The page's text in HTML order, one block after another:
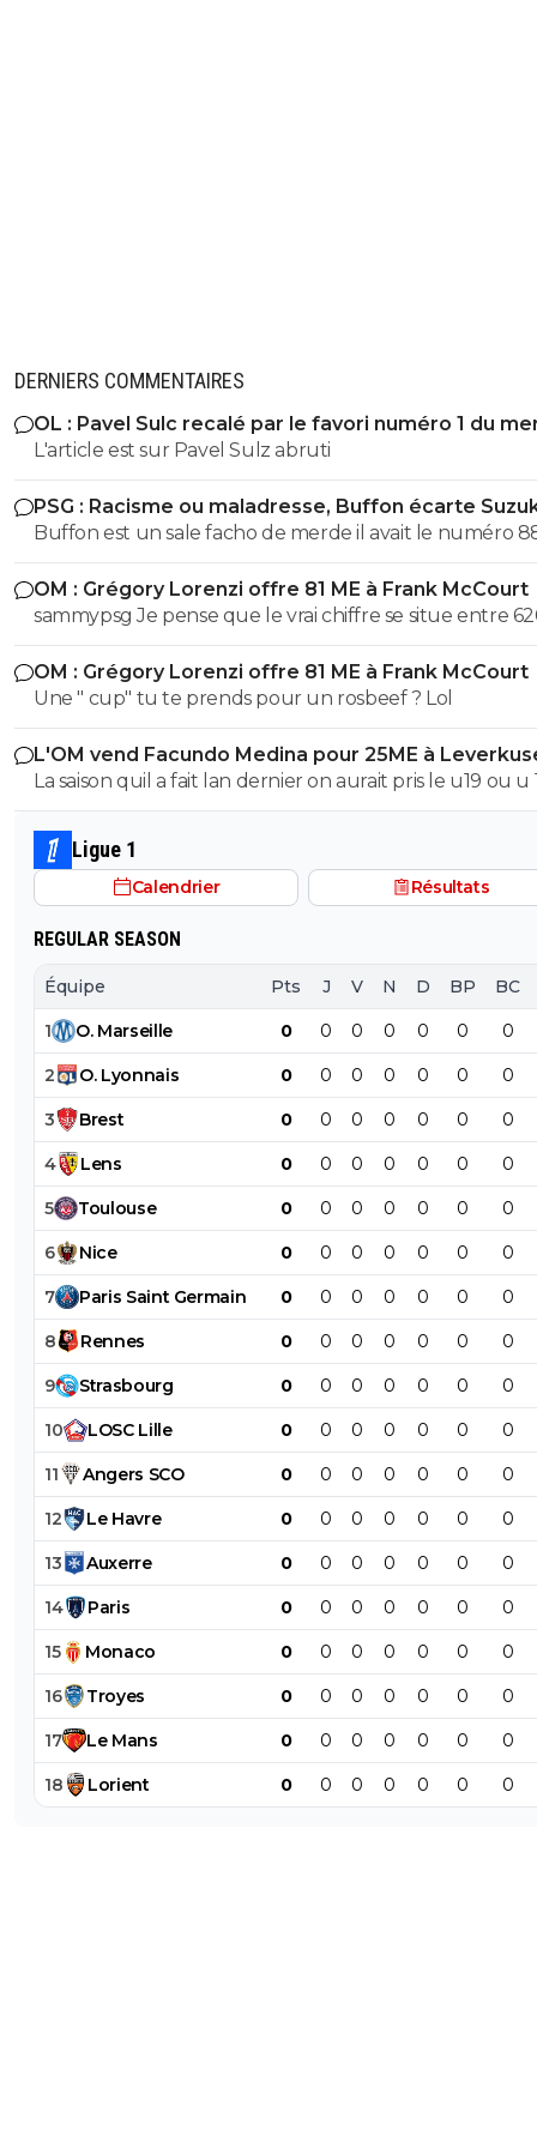
DERNIERS COMMENTAIRES
OL : Pavel Sulc recalé par le favori numéro 1 du
L'article est sur Pavel Sulz abruti
PSG : Racisme ou maladresse, Buffon écarte
Buffon est un sale facho de merde il avait le numéro
cetait pas un hasard...
OM : Grégory Lorenzi offre 81 ME à Frank McCourt
sammypsg Je pense que le vrai chiffre se situe entre
700 M
OM : Grégory Lorenzi offre 81 ME à Frank McCourt
Une " cup" tu te prends pour un rosbeef ? Lol
L'OM vend Facundo Medina pour 25ME à
La saison quil a fait lan dernier on aurait pris le u19 ou u
son poste ils auraient pas fait pire, il a ete blessé plus 1/3
saison et le peu de fois où on l'a vue bah putain...je sais
lors de quel match tu l'a vu bon, moi jai surtout vue
bide et ses croissants a la place des pieds et faire des
Ligue 1
Calendrier Résultats
REGULAR SEASON
Équipe Pts J V N D BP BC
1 O. Marseille 0 0 0 0 0 0 0
2 O. Lyonnais 0 0 0 0 0 0 0
3 Brest 0 0 0 0 0 0 0
4 Lens 0 0 0 0 0 0 0
5 Toulouse 0 0 0 0 0 0 0
6 Nice 0 0 0 0 0 0 0
7 Paris Saint Germain 0 0 0 0 0 0 0
8 Rennes 0 0 0 0 0 0 0
9 Strasbourg 0 0 0 0 0 0 0
10 LOSC Lille 0 0 0 0 0 0 0
11 Angers SCO 0 0 0 0 0 0 0
12 Le Havre 0 0 0 0 0 0 0
13 Auxerre 0 0 0 0 0 0 0
14 Paris 0 0 0 0 0 0 0
15 Monaco 0 0 0 0 0 0 0
16 Troyes 0 0 0 0 0 0 0
17 Le Mans 0 0 0 0 0 0 0
18 Lorient 0 0 0 0 0 0 0